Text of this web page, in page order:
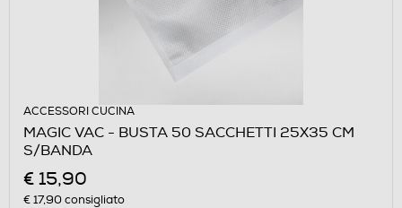
ACCESSORI CUCINA
MAGIC VAC - BUSTA 50 SACCHETTI 25X35 CM
S/BANDA
€ 15,90
€ 17,90consigliato